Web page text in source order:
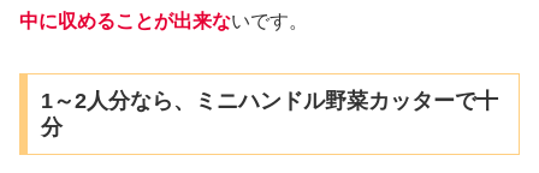
中に収めることが出来ないです。
1～2人分なら、ミニハンドル野菜カッターで十
分